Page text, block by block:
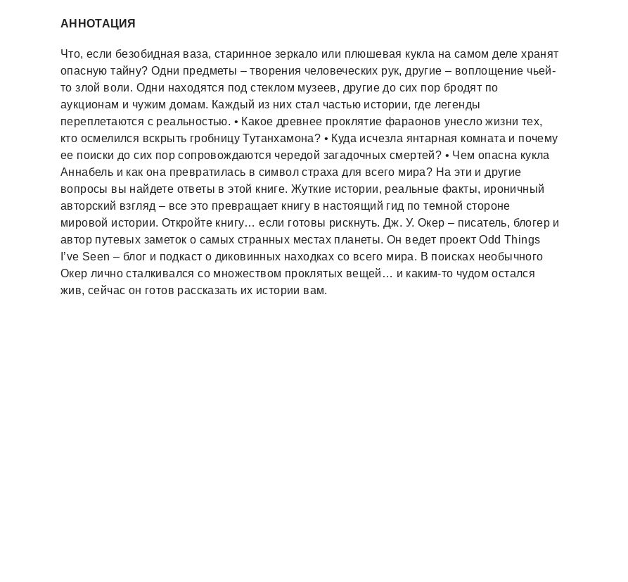
АННОТАЦИЯ
Что, если безобидная ваза, старинное зеркало или плюшевая кукла на самом деле хранят
опасную тайну? Одни предметы – творения человеческих рук, другие – воплощение чьей-
то злой воли. Одни находятся под стеклом музеев, другие до сих пор бродят по
аукционам и чужим домам. Каждый из них стал частью истории, где легенды
переплетаются с реальностью. • Какое древнее проклятие фараонов унесло жизни тех,
кто осмелился вскрыть гробницу Тутанхамона? • Куда исчезла янтарная комната и почему
ее поиски до сих пор сопровождаются чередой загадочных смертей? • Чем опасна кукла
Аннабель и как она превратилась в символ страха для всего мира? На эти и другие
вопросы вы найдете ответы в этой книге. Жуткие истории, реальные факты, ироничный
авторский взгляд – все это превращает книгу в настоящий гид по темной стороне
мировой истории. Откройте книгу… если готовы рискнуть. Дж. У. Окер – писатель, блогер и
автор путевых заметок о самых странных местах планеты. Он ведет проект Odd Things
I’ve Seen – блог и подкаст о диковинных находках со всего мира. В поисках необычного
Окер лично сталкивался со множеством проклятых вещей… и каким-то чудом остался
жив, сейчас он готов рассказать их истории вам.